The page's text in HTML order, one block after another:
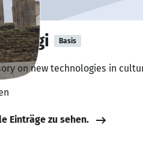
Basis
on new technologies in
Einträge zu sehen.